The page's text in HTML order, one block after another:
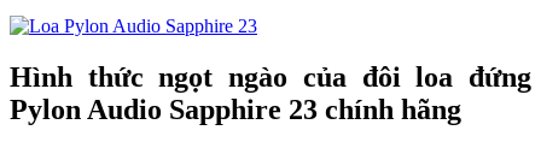
Hình thức ngọt ngào của đôi loa đứng
Pylon Audio Sapphire 23 chính hãng